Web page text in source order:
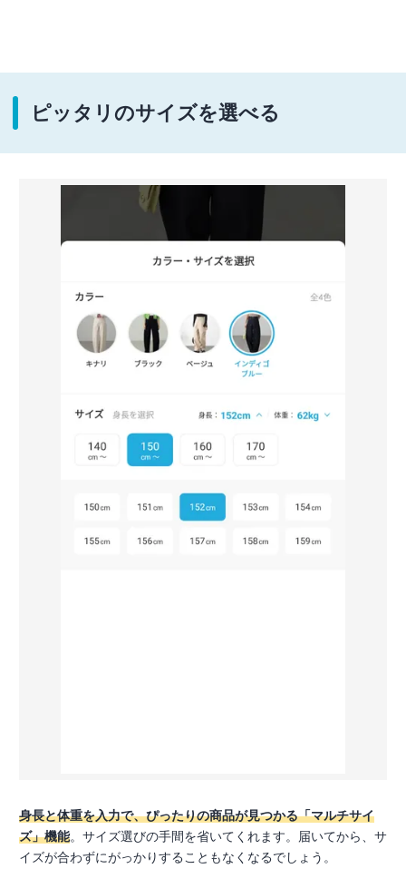
ピッタリのサイズを選べる
身長と体重を入力で、ぴったりの商品が見つかる「マルチサイ
ズ」機能。サイズ選びの手間を省いてくれます。届いてから、サ
イズが合わずにがっかりすることもなくなるでしょう。